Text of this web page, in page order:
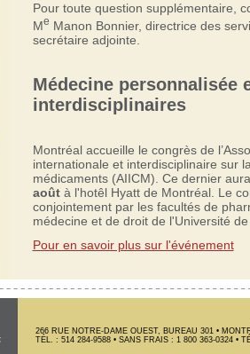
Pour toute question supplémentaire,
Me Manon Bonnier, directrice des
secrétaire adjointe.
Médecine personnalisée
interdisciplinaires
Montréal accueille le congrès de
internationale et interdisciplinaire sur
médicaments (AIICM). Ce dernier
aoûtà l'hotêl Hyatt de Montréal. Le
conjointement par les facultés de
médecine et de droit de l'Université de
Pour en savoir plus sur l'événement
266 RUE NOTRE-DAME OUEST, BUREAU 301 •
TÉL. : 514 284-9588 • SANS FRAIS : 1 800 363-0324 •